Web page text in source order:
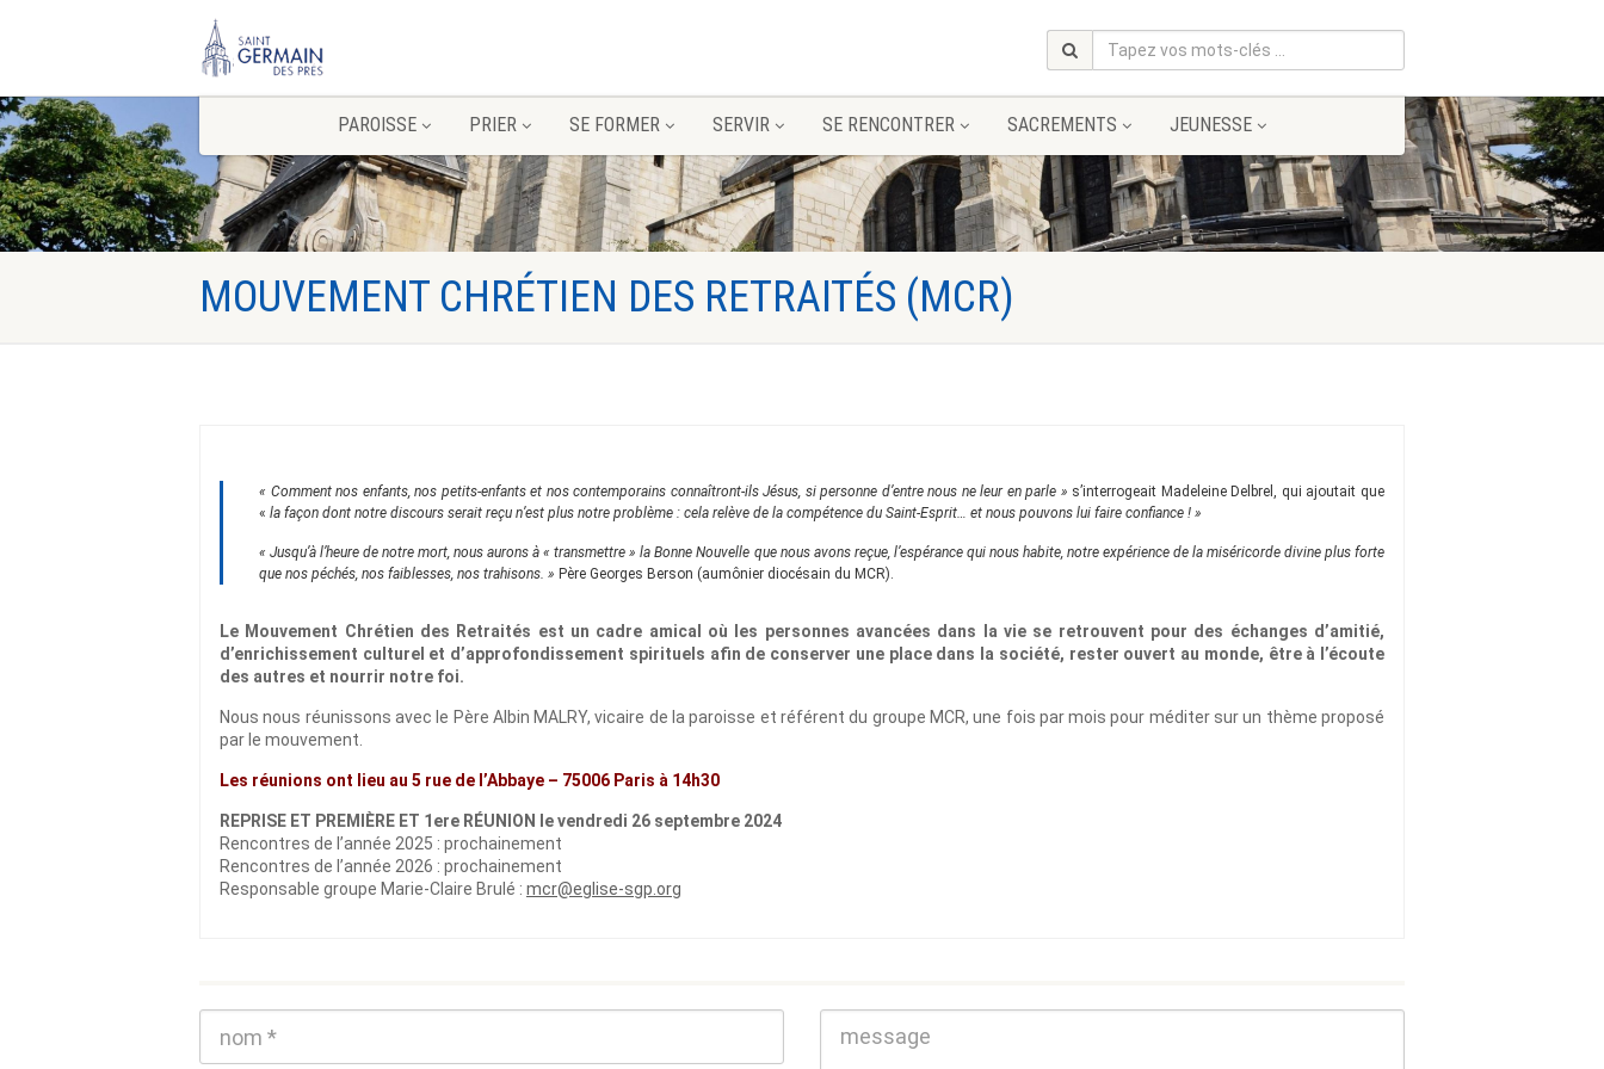
PAROISSE PRIER SE FORMER SERVIR SE RENCONTRER SACREMENTS JEUNESSE
MOUVEMENT CHRÉTIEN DES RETRAITÉS (MCR)
« Comment nos enfants, nos petits-enfants et nos contemporains connaîtront-ils Jésus, si personne d’entre nous ne leur en parle » s’interrogeait Madeleine Delbrel, qui ajoutait que
« la façon dont notre discours serait reçu n’est plus notre problème : cela relève de la compétence du Saint-Esprit… et nous pouvons lui faire confiance ! »
« Jusqu’à l’heure de notre mort, nous aurons à « transmettre » la Bonne Nouvelle que nous avons reçue, l’espérance qui nous habite, notre expérience de la miséricorde divine plus forte
que nos péchés, nos faiblesses, nos trahisons. » Père Georges Berson (aumônier diocésain du MCR).
Le Mouvement Chrétien des Retraités est un cadre amical où les personnes avancées dans la vie se retrouvent pour des échanges d’amitié,
d’enrichissement culturel et d’approfondissement spirituels afin de conserver une place dans la société, rester ouvert au monde, être à l’écoute
des autres et nourrir notre foi.
Nous nous réunissons avec le Père Albin MALRY, vicaire de la paroisse et référent du groupe MCR, une fois par mois pour méditer sur un thème proposé
par le mouvement.
Les réunions ont lieu au 5 rue de l’Abbaye – 75006 Paris à 14h30
REPRISE ET PREMIÈRE ET 1ere RÉUNION le vendredi 26 septembre 2024
Rencontres de l’année 2025 : prochainement
Rencontres de l’année 2026 : prochainement
Responsable groupe Marie-Claire Brulé : mcr@eglise-sgp.org